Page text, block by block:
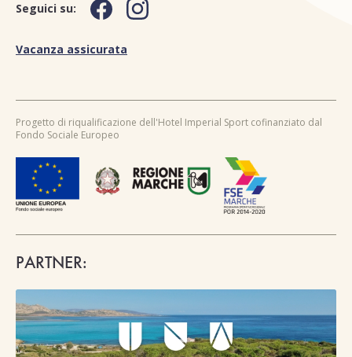
Seguici su:
Vacanza assicurata
Progetto di riqualificazione dell'Hotel Imperial Sport cofinanziato dal
Fondo Sociale Europeo
PARTNER: